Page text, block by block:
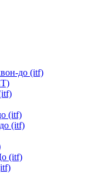
до (itf)
(itf)
(itf)
(itf)